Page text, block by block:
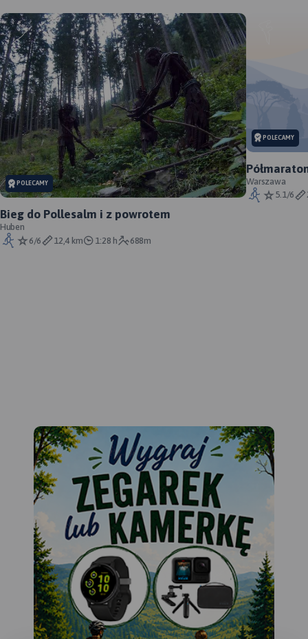
POLECAMY
Bieg do Pollesalm i z powrotem
Huben
6/6
12,4 km 1:28 h 688m
POLECAMY
Warszawa
5.1/6